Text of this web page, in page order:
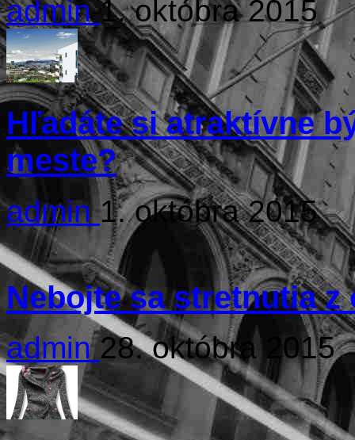
admin1. októbra 2015
Hľadáte si atraktívne
meste?
admin1. októbra 2015
Nebojte sa stretnutia z
admin28. októbra 2015